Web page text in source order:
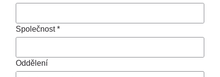
Společnost *
Oddělení